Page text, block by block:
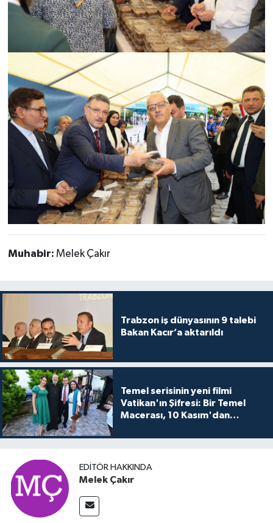
Muhabir: Melek Çakır
Trabzon iş dünyasının 9 talebi
Bakan Kacır’a aktarıldı
Temel serisinin yeni filmi
Vatikan'ın Şifresi: Bir Temel
Macerası, 10 Kasım'dan
buluşuyo
EDITÖR HAKKINDA
Melek Çakır